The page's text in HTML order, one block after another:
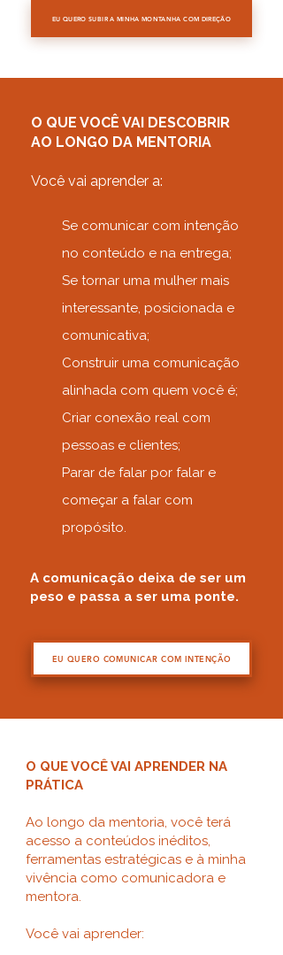
EU QUERO SUBIR A MINHA MONTANHA COM DIREÇÃO
O QUE VOCÊ VAI DESCOBRIR
AO LONGO DA MENTORIA
Você vai aprender a:
Se comunicar com intenção
no conteúdo e na entrega;
Se tornar uma mulher mais
interessante, posicionada e
comunicativa;
Construir uma comunicação
alinhada com quem você é;
Criar conexão real com
pessoas e clientes;
Parar de falar por falar e
começar a falar com
propósito.
A comunicação deixa de ser um
peso e passa a ser uma ponte.
EU QUERO COMUNICAR COM INTENÇÃO
O QUE VOCÊ VAI APRENDER NA
PRÁTICA
Ao longo da mentoria, você terá
acesso a conteúdos inéditos,
ferramentas estratégicas e à minha
vivência como comunicadora e
mentora.
Você vai aprender: